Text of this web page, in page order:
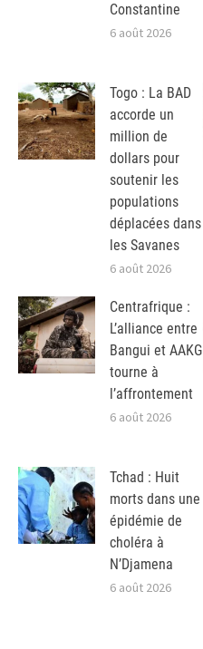
Constantine
6 août 2026
Togo : La BAD
accorde un
million de
dollars pour
soutenir les
populations
déplacées dans
les Savanes
6 août 2026
Centrafrique :
L’alliance entre
Bangui et AAKG
tourne à
l’affrontement
6 août 2026
Tchad : Huit
morts dans une
épidémie de
choléra à
N’Djamena
6 août 2026